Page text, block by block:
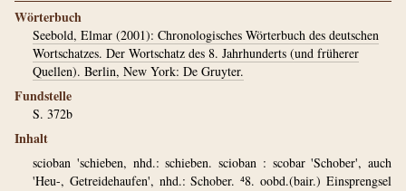
Wörterbuch
Seebold, Elmar (2001): Chronologisches Wörterbuch des deutschen
Wortschatzes. Der Wortschatz des 8. Jahrhunderts (und früherer
Quellen). Berlin, New York: De Gruyter.
Fundstelle
S. 372b
Inhalt
scioban 'schieben, nhd.: schieben. scioban : scobar 'Schober', auch
'Heu-, Getreidehaufen', nhd.: Schober. ⁴8. oobd.(bair.) Einsprengsel